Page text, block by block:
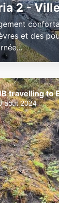
2 -
et des
travelling to
août 2024